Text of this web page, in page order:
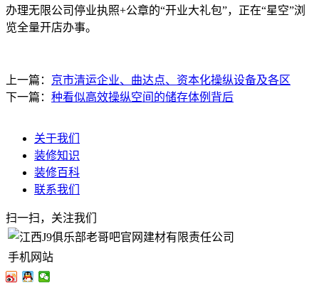
办理无限公司停业执照+公章的“开业大礼包”，正在“星空”浏
览全量开店办事。
上一篇： 京市清运企业、曲达点、资本化操纵设备及各区
下一篇： 种看似高效操纵空间的储存体例背后
关于我们
装修知识
装修百科
联系我们
扫一扫，关注我们
手机网站